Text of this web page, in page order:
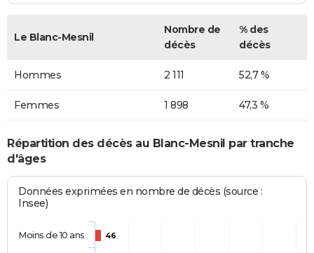
Le Blanc-Mesnil
Nombre de
décès
% des
décès
Hommes 2 111 52,7 %
Femmes 1 898 47,3 %
Répartition des décès au Blanc-Mesnil par tranche
d'âges
Données exprimées en nombre de décès (source :
Insee)
46
Moins de 10 ans